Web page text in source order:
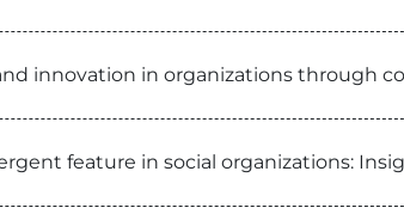
innovation in organizations through
feature in social organizations: